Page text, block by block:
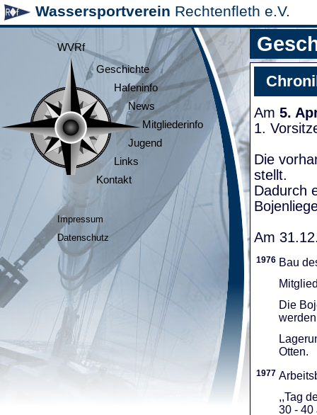
Wassersportverein Rechtenfleth e.V.
WVRf
Geschichte
Hafeninfo
News
Mitgliederinfo
Jugend
Links
Kontakt
Impressum
Datenschutz
Am 5.
1.
Die
stellt.
Dadurch
Am
1976 Bau
Die
Otten.
1977
,,Tag
30 - 40